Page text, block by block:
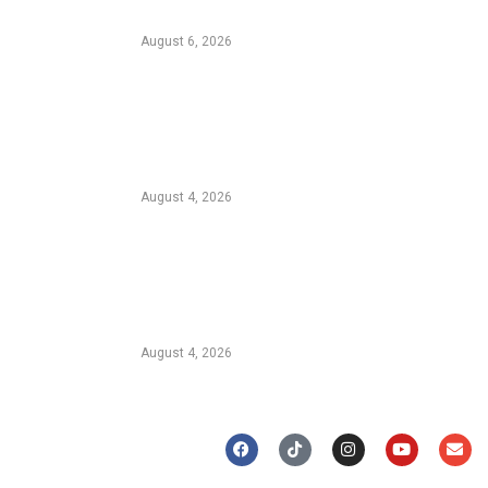
August 6, 2026
August 4, 2026
August 4, 2026